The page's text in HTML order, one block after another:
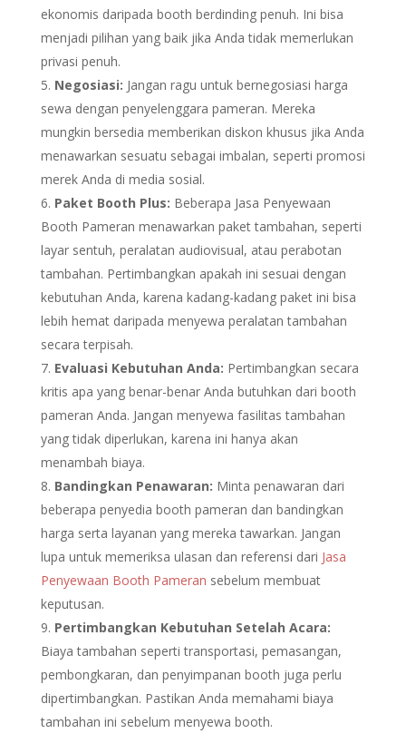
ekonomis daripada booth berdinding penuh. Ini bisa
menjadi pilihan yang baik jika Anda tidak memerlukan
privasi penuh.
Negosiasi: Jangan ragu untuk bernegosiasi harga
sewa dengan penyelenggara pameran. Mereka
mungkin bersedia memberikan diskon khusus jika Anda
menawarkan sesuatu sebagai imbalan, seperti promosi
merek Anda di media sosial.
Paket Booth Plus: Beberapa Jasa Penyewaan
Booth Pameran menawarkan paket tambahan, seperti
layar sentuh, peralatan audiovisual, atau perabotan
tambahan. Pertimbangkan apakah ini sesuai dengan
kebutuhan Anda, karena kadang-kadang paket ini bisa
lebih hemat daripada menyewa peralatan tambahan
secara terpisah.
Evaluasi Kebutuhan Anda: Pertimbangkan secara
kritis apa yang benar-benar Anda butuhkan dari booth
pameran Anda. Jangan menyewa fasilitas tambahan
yang tidak diperlukan, karena ini hanya akan
menambah biaya.
Bandingkan Penawaran: Minta penawaran dari
beberapa penyedia booth pameran dan bandingkan
harga serta layanan yang mereka tawarkan. Jangan
lupa untuk memeriksa ulasan dan referensi dari Jasa
Penyewaan Booth Pameran sebelum membuat
keputusan.
Pertimbangkan Kebutuhan Setelah Acara:
Biaya tambahan seperti transportasi, pemasangan,
pembongkaran, dan penyimpanan booth juga perlu
dipertimbangkan. Pastikan Anda memahami biaya
tambahan ini sebelum menyewa booth.